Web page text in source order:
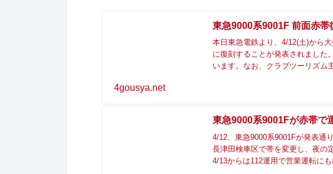
東急9000系9001F 前面赤帯
本日東急電鉄より、4/12(土)から
に復刻することが発表されました
います。なお、クラブツーリズム
4gousya.net
東急9000系9001Fが赤帯で
4/12、東急9000系9001Fが発表通
長津田検車区で帯を変更し、夜の
4/13からは112運用で営業運転に